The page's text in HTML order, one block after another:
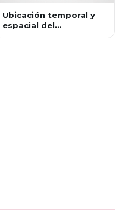
Ubicación temporal y
espacial del